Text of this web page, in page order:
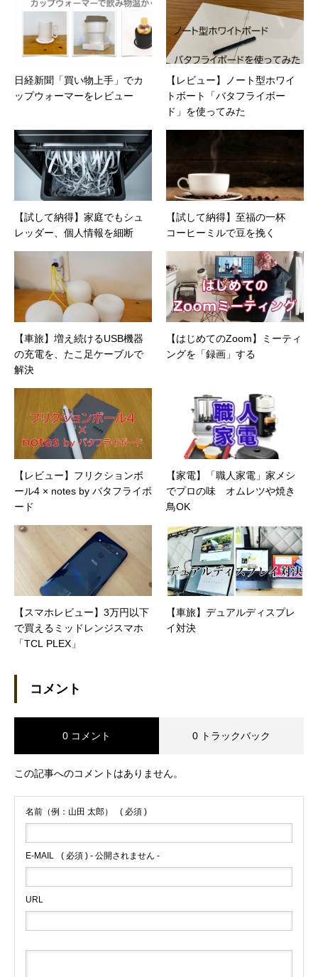
日経新聞「買い物上手」でカ
ップウォーマーをレビュー
【レビュー】ノート型ホワイ
トボート「バタフライボー
ド」を使ってみた
【試して納得】家庭でもシュ
レッダー、個人情報を細断
【試して納得】至福の一杯
コーヒーミルで豆を挽く
【車旅】増え続けるUSB機器
の充電を、たこ足ケーブルで
解決
【はじめてのZoom】ミーティ
ングを「録画」する
【レビュー】フリクションボ
ール4 × notes by バタフライボ
ード
【家電】「職人家電」家メシ
でプロの味 オムレツや焼き
鳥OK
【スマホレビュー】3万円以下
で買えるミッドレンジスマホ
「TCL PLEX」
【車旅】デュアルディスプレ
イ対決
コメント
0 コメント 0 トラックバック
この記事へのコメントはありません。
名前（例：山田 太郎） ( 必須 )
E-MAIL ( 必須 ) - 公開されません -
URL